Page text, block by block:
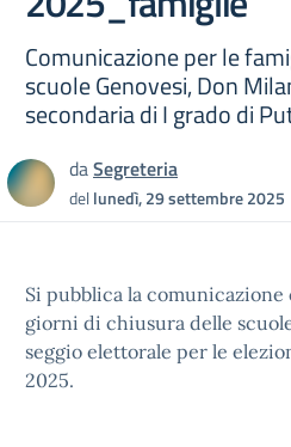
Comunicazione per le
scuole Genovesi, Don
secondaria di I grado di
daSegreteria
dellunedì, 29 settembre 2025
Si pubblica la
giorni di chiusura delle
seggio elettorale per le
2025.